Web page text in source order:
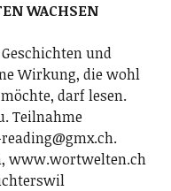
WACHSEN
und
Wirkung, die wohl
darf lesen.
Teilnahme
www.wortwelten.ch